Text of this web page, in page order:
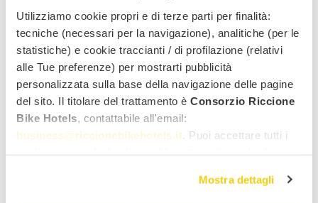
Utilizziamo cookie propri e di terze parti per finalità:
tecniche (necessari per la navigazione), analitiche (per le
statistiche) e cookie traccianti / di profilazione (relativi
alle Tue preferenze) per mostrarti pubblicità
personalizzata sulla base della navigazione delle pagine
del sito. Il titolare del trattamento è Consorzio Riccione
Bike Hotels , contattabile all'email:
business@riccionebikehotels.it . Puoi accettare tutti i
gestire le tue preferenze facendo clic su "Personalizza".
Mostra dettagli
Vuoi noleggiare una bici?
Nome
Cognome
Indirizzo email Genere